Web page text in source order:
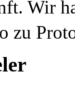
Wir
zu